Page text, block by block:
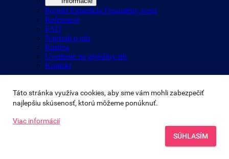
Táto stránka využíva cookies, aby sme vám mohli zabezpečiť
najlepšiu skúsenosť, ktorú môžeme ponúknuť.
Viac informácií
SÚHLASÍM